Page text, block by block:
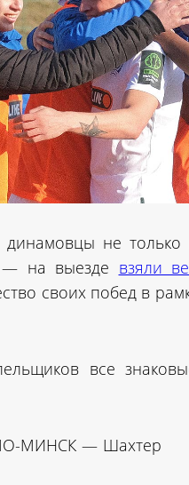
динамовцы не
на выезде взяли
своих побед в
все
МИНСК —